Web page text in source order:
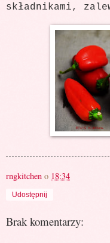
składnikami,
rngkitchen o 18:34
Udostępnij
Brak komentarzy: